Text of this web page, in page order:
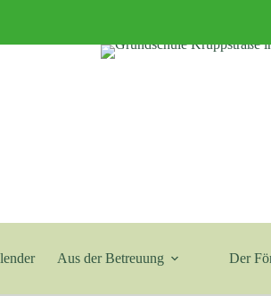
Aus der Betreuung Der